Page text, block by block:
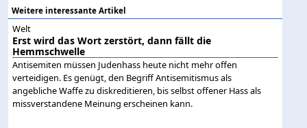
Weitere interessante Artikel
Welt
Erst wird das Wort zerstört, dann fällt die
Hemmschwelle
Antisemiten müssen Judenhass heute nicht mehr offen
verteidigen. Es genügt, den Begriff Antisemitismus als
angebliche Waffe zu diskreditieren, bis selbst offener Hass als
missverstandene Meinung erscheinen kann.